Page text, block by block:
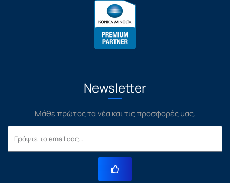
Newsletter
Μάθε πρώτος τα νέα και τις προσφορές μας.